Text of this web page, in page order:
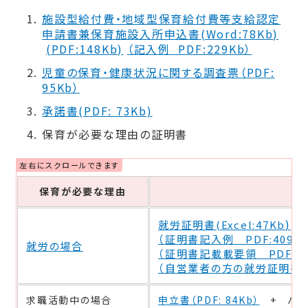
施設型給付費・地域型保育給付費等支給認定
申請書兼保育施設入所申込書(Word:78Kb)
(PDF:148Kb) （記入例 PDF:229Kb）
児童の保育・健康状況に関する調査票（PDF:
95Kb）
承諾書(PDF: 73Kb)
保育が必要な理由の証明書
保育が必要な理由
就労の場合
就労証明書(Excel:47Kb)
（証明書記入例 PDF:409Kb
（証明書記載載要領
（自営業者の方の就労証明
求職活動中の場合 申立書（PDF: 84Kb） + ハロ